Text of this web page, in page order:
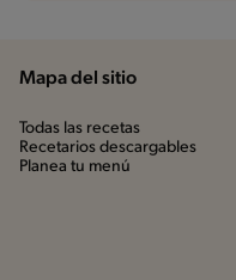
Mapa del sitio
Todas las recetas
Recetarios descargables
Planea tu menú